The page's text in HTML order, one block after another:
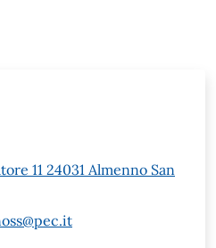
11 24031 Almenno San